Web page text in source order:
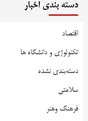
دسته بندی اخبار
اقتصاد
تکنولوژی و دانشگاه ها
دسته‌بندی نشده
سلامتی
فرهنگ وهنر